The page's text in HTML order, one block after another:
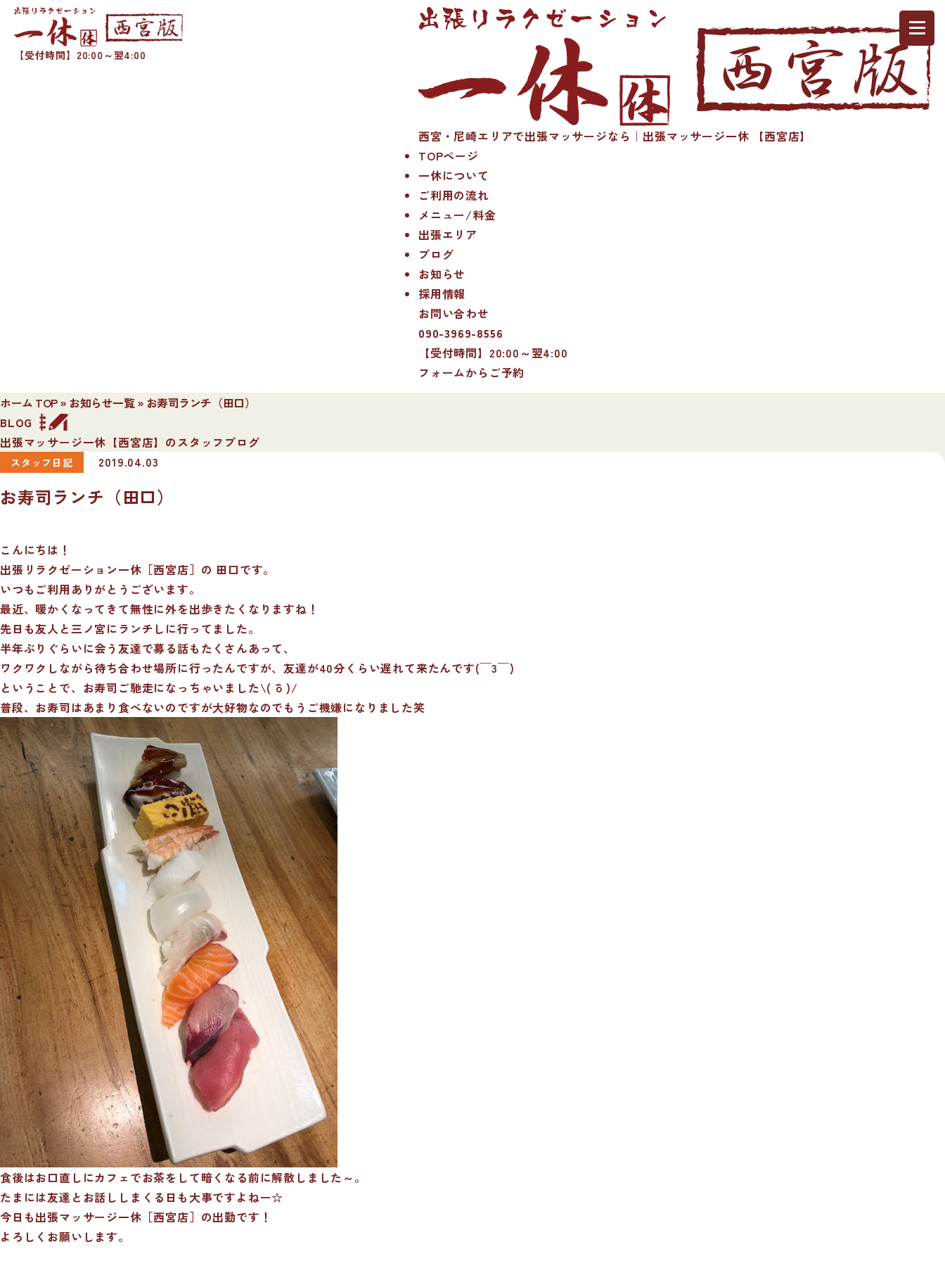
【受付時間】20:00～翌4:00
西宮・尼崎エリアで出張マッサージなら｜出張マッサージ一休 【西宮店】
TOPページ
一休について
ご利用の流れ
メニュー/料金
出張エリア
ブログ
お知らせ
採用情報
お問い合わせ
090-3969-8556
【受付時間】20:00～翌4:00
フォームからご予約
ホーム TOP» お知らせ一覧» お寿司ランチ（田口）
BLOG
出張マッサージ一休【西宮店】のスタッフブログ
スタッフ日記 2019.04.03
お寿司ランチ（田口）
こんにちは！
出張リラクゼーション一休［西宮店］の 田口です。
いつもご利用ありがとうございます。
最近、暖かくなってきて無性に外を出歩きたくなりますね！
先日も友人と三ノ宮にランチしに行ってました。
半年ぶりぐらいに会う友達で募る話もたくさんあって、
ワクワクしながら待ち合わせ場所に行ったんですが、友達が40分くらい遅れて来たんです(￣3￣)
ということで、お寿司ご馳走になっちゃいました\( ˆoˆ )/
普段、お寿司はあまり食べないのですが大好物なのでもうご機嫌になりました笑
食後はお口直しにカフェでお茶をして暗くなる前に解散しました～。
たまには友達とお話ししまくる日も大事ですよねー☆
今日も出張マッサージ一休［西宮店］の出勤です！
よろしくお願いします。